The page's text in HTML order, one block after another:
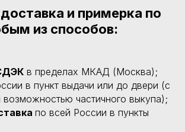
и примерка по
из способов:
в пределах МКАД (Москва);
в пункт выдачи или до двери (с
частичного выкупа);
по всей России в пункты